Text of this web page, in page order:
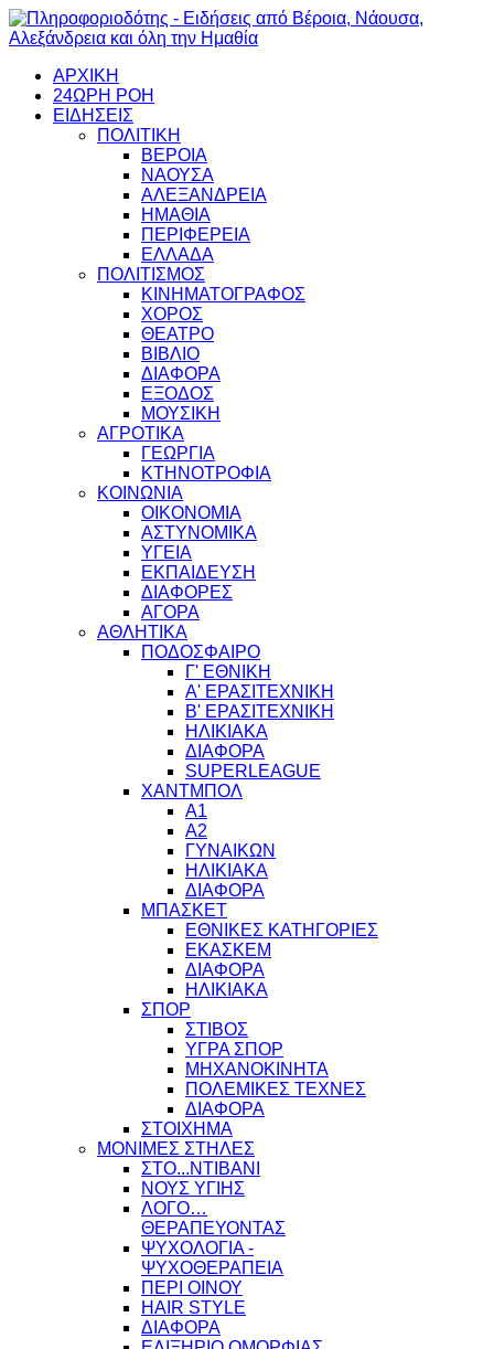
ΑΡΧΙΚΗ
24ΩΡΗ ΡΟΗ
ΕΙΔΗΣΕΙΣ
ΠΟΛΙΤΙΚΗ
ΒΕΡΟΙΑ
ΝΑΟΥΣΑ
ΑΛΕΞΑΝΔΡΕΙΑ
ΗΜΑΘΙΑ
ΠΕΡΙΦΕΡΕΙΑ
ΕΛΛΑΔΑ
ΠΟΛΙΤΙΣΜΟΣ
ΚΙΝΗΜΑΤΟΓΡΑΦΟΣ
ΧΟΡΟΣ
ΘΕΑΤΡΟ
ΒΙΒΛΙΟ
ΔΙΑΦΟΡΑ
ΕΞΟΔΟΣ
ΜΟΥΣΙΚΗ
ΑΓΡΟΤΙΚΑ
ΓΕΩΡΓΙΑ
ΚΤΗΝΟΤΡΟΦΙΑ
ΚΟΙΝΩΝΙΑ
ΟΙΚΟΝΟΜΙΑ
ΑΣΤΥΝΟΜΙΚΑ
ΥΓΕΙΑ
ΕΚΠΑΙΔΕΥΣΗ
ΔΙΑΦΟΡΕΣ
ΑΓΟΡΑ
ΑΘΛΗΤΙΚΑ
ΠΟΔΟΣΦΑΙΡΟ
Γ' ΕΘΝΙΚΗ
Α' ΕΡΑΣΙΤΕΧΝΙΚΗ
Β' ΕΡΑΣΙΤΕΧΝΙΚΗ
ΗΛΙΚΙΑΚΑ
ΔΙΑΦΟΡΑ
SUPERLEAGUE
ΧΑΝΤΜΠΟΛ
Α1
Α2
ΓΥΝΑΙΚΩΝ
ΗΛΙΚΙΑΚΑ
ΔΙΑΦΟΡΑ
ΜΠΑΣΚΕΤ
ΕΘΝΙΚΕΣ ΚΑΤΗΓΟΡΙΕΣ
ΕΚΑΣΚΕΜ
ΔΙΑΦΟΡΑ
ΗΛΙΚΙΑΚΑ
ΣΠΟΡ
ΣΤΙΒΟΣ
ΥΓΡΑ ΣΠΟΡ
ΜΗΧΑΝΟΚΙΝΗΤΑ
ΠΟΛΕΜΙΚΕΣ ΤΕΧΝΕΣ
ΔΙΑΦΟΡΑ
ΣΤΟΙΧΗΜΑ
ΜΟΝΙΜΕΣ ΣΤΗΛΕΣ
ΣΤΟ...ΝΤΙΒΑΝΙ
ΝΟΥΣ ΥΓΙΗΣ
ΛΟΓΟ…
ΘΕΡΑΠΕΥΟΝΤΑΣ
ΨΥΧΟΛΟΓΙΑ -
ΨΥΧΟΘΕΡΑΠΕΙΑ
ΠΕΡΙ ΟΙΝΟΥ
HAIR STYLE
ΔΙΑΦΟΡΑ